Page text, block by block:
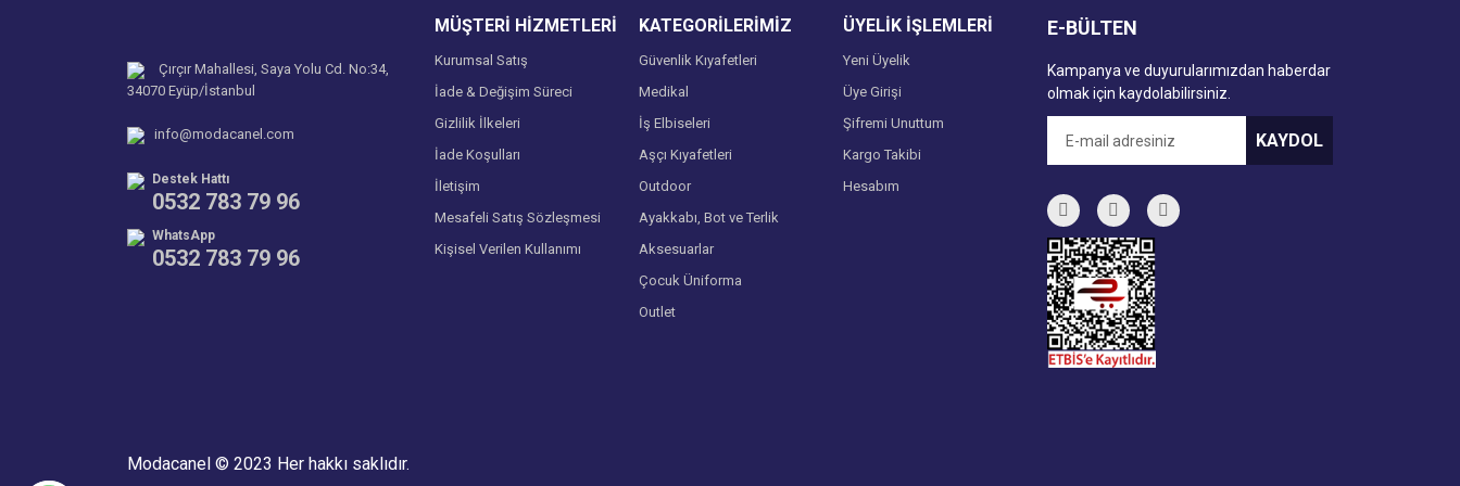
Çırçır Mahallesi, Saya Yolu Cd. No:34,
34070 Eyüp/İstanbul
info@modacanel.com
Destek Hattı
0532 783 79 96
WhatsApp
0532 783 79 96
MÜŞTERİ HİZMETLERİ
Kurumsal Satış
İade & Değişim Süreci
Gizlilik İlkeleri
İade Koşulları
İletişim
Mesafeli Satış Sözleşmesi
Kişisel Verilen Kullanımı
KATEGORİLERİMİZ
Güvenlik Kıyafetleri
Medikal
İş Elbiseleri
Aşçı Kıyafetleri
Outdoor
Ayakkabı, Bot ve Terlik
Aksesuarlar
Çocuk Üniforma
Outlet
ÜYELİK İŞLEMLERİ
Yeni Üyelik
Üye Girişi
Şifremi Unuttum
Kargo Takibi
Hesabım
E-BÜLTEN
Kampanya ve duyurularımızdan haberdar
olmak için kaydolabilirsiniz.
KAYDOL
Modacanel © 2023 Her hakkı saklıdır.